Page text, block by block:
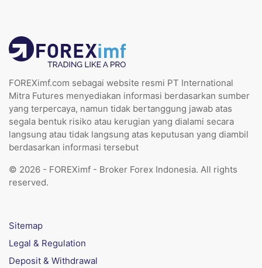
FOREXimf.com sebagai website resmi PT International
Mitra Futures menyediakan informasi berdasarkan sumber
yang terpercaya, namun tidak bertanggung jawab atas
segala bentuk risiko atau kerugian yang dialami secara
langsung atau tidak langsung atas keputusan yang diambil
berdasarkan informasi tersebut
© 2026 - FOREXimf - Broker Forex Indonesia. All rights
reserved.
Sitemap
Legal & Regulation
Deposit & Withdrawal